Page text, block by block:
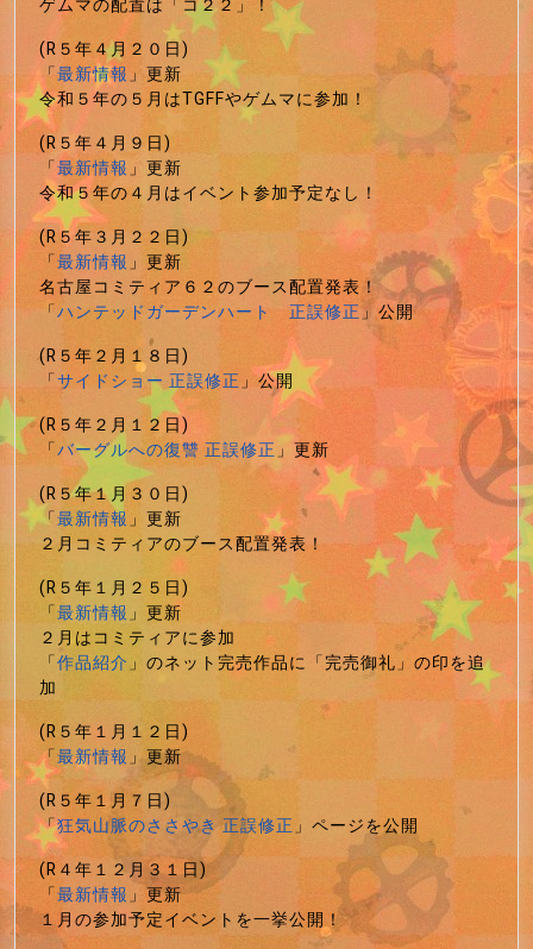
(R５年４月２０日)
「最新情報」更新
令和５年の５月はTGFFやゲムマに参加！
(R５年４月９日)
「最新情報」更新
令和５年の４月はイベント参加予定なし！
(R５年３月２２日)
「最新情報」更新
名古屋コミティア６２のブース配置発表！
「ハンテッドガーデンハート 正誤修正」公開
(R５年２月１８日)
「サイドショー 正誤修正」公開
(R５年２月１２日)
「バーグルへの復讐 正誤修正」更新
(R５年１月３０日)
「最新情報」更新
２月コミティアのブース配置発表！
(R５年１月２５日)
「最新情報」更新
２月はコミティアに参加
「作品紹介」のネット完売作品に「完売御礼」の印を追
加
(R５年１月１２日)
「最新情報」更新
(R５年１月７日)
「狂気山脈のささやき 正誤修正」ページを公開
(R４年１２月３１日)
「最新情報」更新
１月の参加予定イベントを一挙公開！